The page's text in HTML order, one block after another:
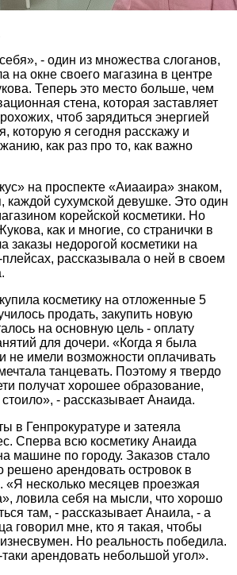
- один из множества слоганов,
на окне своего магазина в центре
Теперь это место больше, чем
стена, которая заставляет
чтоб зарядиться энергией
которую я сегодня расскажу и
как раз про то, как важно
на проспекте «Аиааира» знаком,
каждой сухумской девушке. Это один
корейской косметики. Но
как и многие, со странички в
заказы недорогой косметики на
плейсах, рассказывала о ней в своем
косметику на отложенные 5
продать, закупить новую
на основную цель - оплату
для дочери. «Когда я была
не имели возможности оплачивать
танцевать. Поэтому я твердо
получат хорошее образование,
- рассказывает Анаида.
в Генпрокуратуре и затеяла
Сперва всю косметику Анаида
машине по городу. Заказов стало
решено арендовать островок в
«Я несколько месяцев проезжая
ловила себя на мысли, что хорошо
там, - рассказывает Анаила, - а
говорил мне, кто я такая, чтобы
Но реальность победила.
арендовать небольшой угол».